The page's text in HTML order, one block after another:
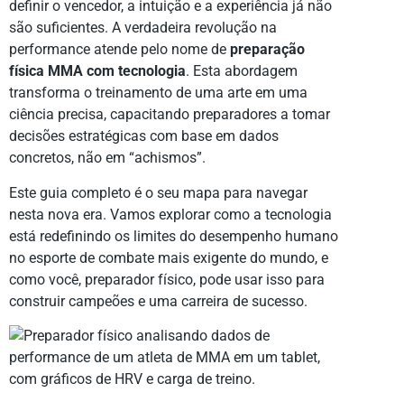
definir o vencedor, a intuição e a experiência já não
são suficientes. A verdadeira revolução na
performance atende pelo nome de preparação
física MMA com tecnologia. Esta abordagem
transforma o treinamento de uma arte em uma
ciência precisa, capacitando preparadores a tomar
decisões estratégicas com base em dados
concretos, não em “achismos”.
Este guia completo é o seu mapa para navegar
nesta nova era. Vamos explorar como a tecnologia
está redefinindo os limites do desempenho humano
no esporte de combate mais exigente do mundo, e
como você, preparador físico, pode usar isso para
construir campeões e uma carreira de sucesso.